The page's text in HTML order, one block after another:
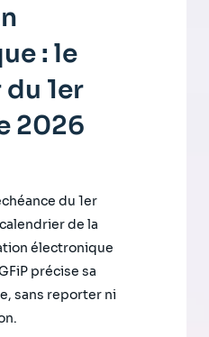
: le
1er
2026
du 1er
de la
électronique
précise sa
sans reporter ni